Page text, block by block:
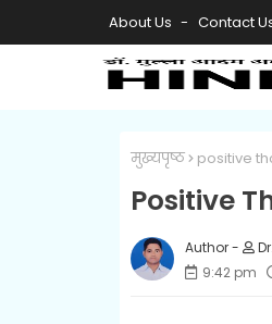
About Us Contact
मुख्यपृष्ठ positive
Positive
9:42 pm